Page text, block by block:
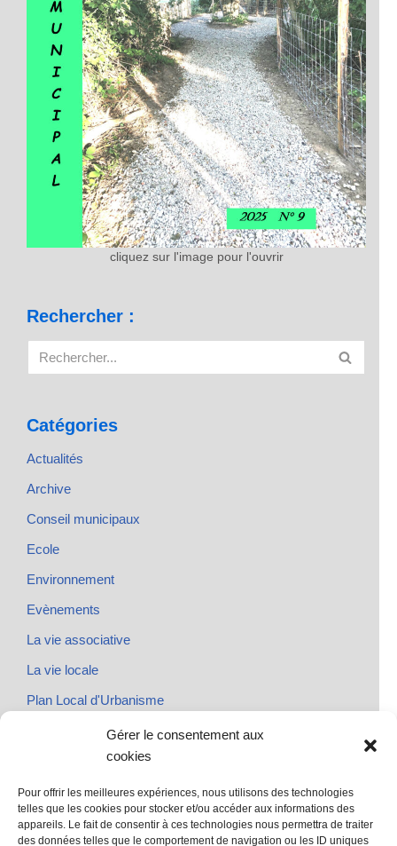
Gérer le consentement aux
cookies
Pour offrir les meilleures expériences, nous utilisons des technologies
telles que les cookies pour stocker et/ou accéder aux informations des
appareils. Le fait de consentir à ces technologies nous permettra de traiter
des données telles que le comportement de navigation ou les ID uniques
cliquez sur l'image pour l'ouvrir
Rechercher :
Catégories
Actualités
Archive
Conseil municipaux
Ecole
Environnement
Evènements
La vie associative
La vie locale
Plan Local d'Urbanisme